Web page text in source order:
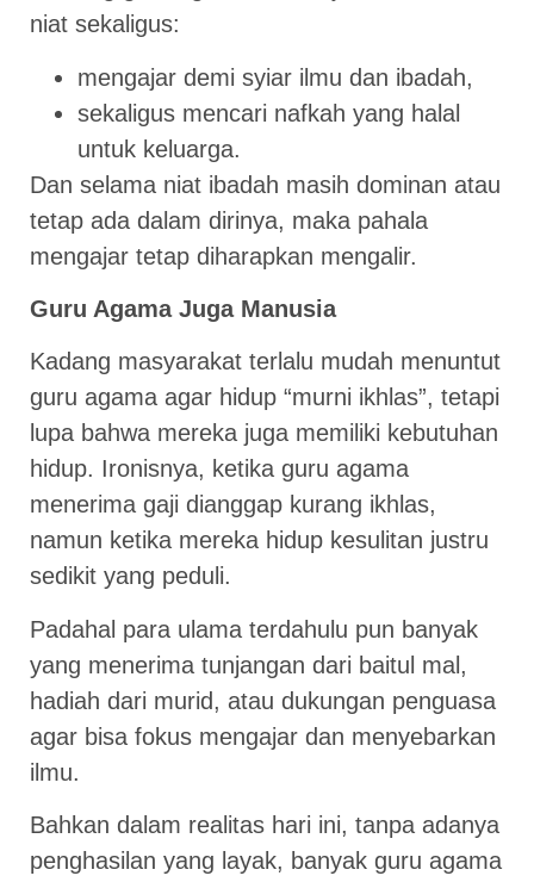
niat sekaligus:
mengajar demi syiar ilmu dan ibadah,
sekaligus mencari nafkah yang halal
untuk keluarga.
Dan selama niat ibadah masih dominan atau
tetap ada dalam dirinya, maka pahala
mengajar tetap diharapkan mengalir.
Guru Agama Juga Manusia
Kadang masyarakat terlalu mudah menuntut
guru agama agar hidup “murni ikhlas”, tetapi
lupa bahwa mereka juga memiliki kebutuhan
hidup. Ironisnya, ketika guru agama
menerima gaji dianggap kurang ikhlas,
namun ketika mereka hidup kesulitan justru
sedikit yang peduli.
Padahal para ulama terdahulu pun banyak
yang menerima tunjangan dari baitul mal,
hadiah dari murid, atau dukungan penguasa
agar bisa fokus mengajar dan menyebarkan
ilmu.
Bahkan dalam realitas hari ini, tanpa adanya
penghasilan yang layak, banyak guru agama